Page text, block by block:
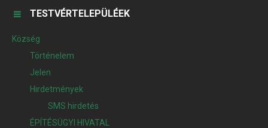
TESTVÉRTELEPÜLÉEK
Község
Történelem
Jelen
Hirdetmények
SMS hirdetés
ÉPÍTÉSÜGYI HIVATAL